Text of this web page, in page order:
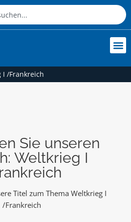
I /Frankreich
Sie unseren
Weltkrieg I
Titel zum Thema Weltkrieg I
/Frankreich